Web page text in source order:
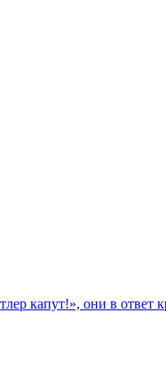
капут!», они в ответ